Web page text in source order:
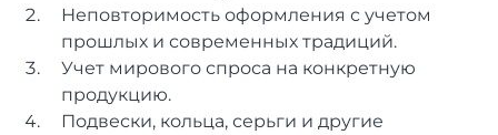
Неповторимость оформления с учетом
прошлых и современных традиций.
Учет мирового спроса на конкретную
продукцию.
Подвески, кольца, серьги и другие